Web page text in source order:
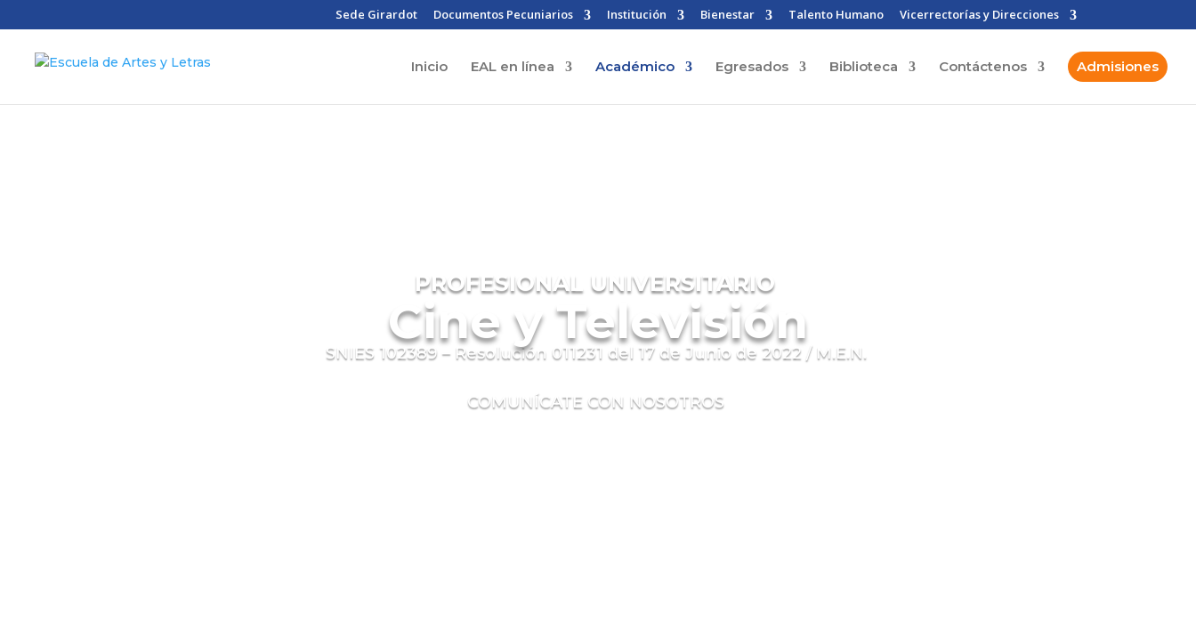
Sede Girardot Documentos Pecuniarios Institución Bienestar Talento Humano Vicerrectorías y Direcciones
Inicio EAL en línea Académico Egresados Biblioteca Contáctenos Admisiones
PROFESIONAL UNIVERSITARIO
Cine y Televisión
SNIES 102389 – Resolución 011231 del 17 de Junio de 2022 / M.E.N.
COMUNÍCATE CON NOSOTROS